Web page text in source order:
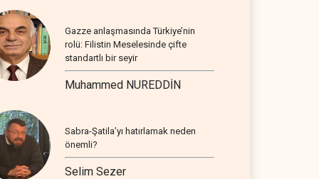
Gazze anlaşmasında Türkiye’nin
rolü: Filistin Meselesinde çifte
standartlı bir seyir
Muhammed NUREDDİN
Sabra-Şatila’yı hatırlamak neden
önemli?
Selim Sezer